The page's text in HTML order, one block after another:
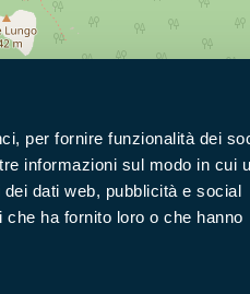
per fornire funzionalità dei
informazioni sul modo in cui
dati web, pubblicità e social
ha fornito loro o che hanno
nel sito
Protette